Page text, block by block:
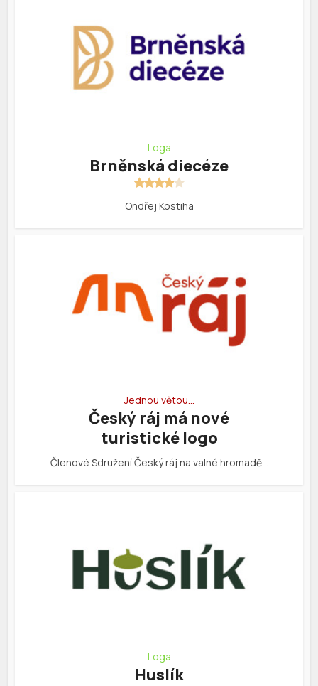
Loga
Brněnská diecéze
Ondřej Kostiha
Jednou větou…
Český ráj má nové
turistické logo
Členové Sdružení Český ráj na valné hromadě…
Loga
Huslík